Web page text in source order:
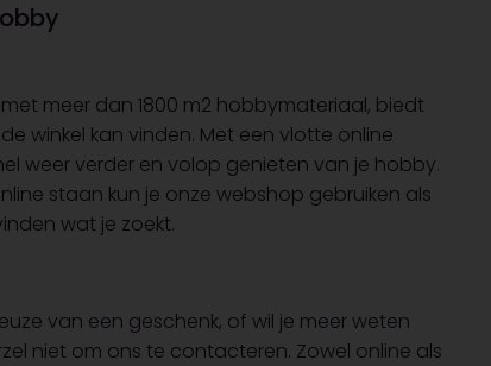
meer dan 1800 m2 hobbymateriaal, biedt
winkel kan vinden. Met een vlotte online
weer verder en volop genieten van je hobby.
staan kun je onze webshop gebruiken als
wat je zoekt.
van een geschenk, of wil je meer weten
niet om ons te contacteren. Zowel online als